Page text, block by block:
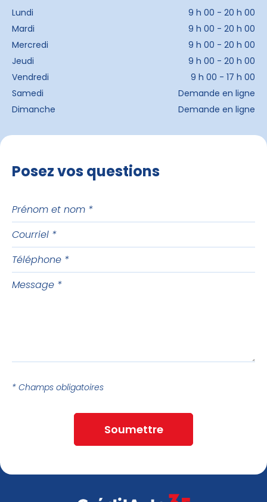
Lundi
9 h 00 - 20 h 00
Mardi
9 h 00 - 20 h 00
Mercredi
9 h 00 - 20 h 00
Jeudi
9 h 00 - 20 h 00
Vendredi
9 h 00 - 17 h 00
Samedi
Demande en ligne
Dimanche
Demande en ligne
Posez vos questions
Prénom
nom
Courriel
Téléphone
Message
* Champs obligatoires
Soumettre